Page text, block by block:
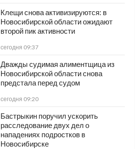
Клещи снова активизируются: в
Новосибирской области ожидают
второй пик активности
сегодня 09:37
Дважды судимая алиментщица из
Новосибирской области снова
предстала перед судом
сегодня 09:20
Бастрыкин поручил ускорить
расследование двух дел о
нападениях подростков в
Новосибирске